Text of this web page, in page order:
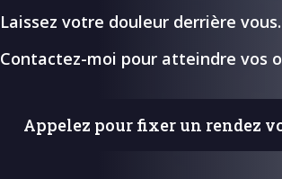
Laissez votre douleur derrière vous.
Contactez-moi pour atteindre vos
Appelez pour fixer un rendez